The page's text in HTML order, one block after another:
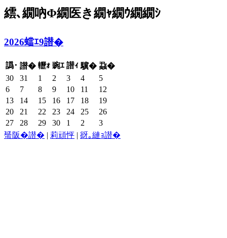
繧､繝吶Φ繝医き繝ｬ繝ｳ繝繝ｼ
2026蟷ｴ9譛�
譌･ 譛� 轣ｫ 豌ｴ 譛ｨ 驥� 蝨�
30
31 1 2 3 4
5
6
7 8 9 10 11
12
13
14 15 16 17 18
19
20
21 22 23 24 25
26
27
28 29 30 1 2
3
蜑阪�譛� | 莉頑怦 | 谺｡縺ｮ譛�